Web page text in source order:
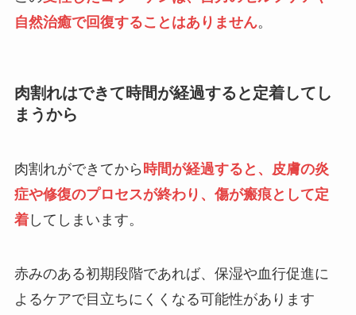
自然治癒で回復することはありません。
肉割れはできて時間が経過すると定着してし
まうから
肉割れができてから 時間が経過すると、皮膚の炎
症や修復のプロセスが終わり、傷が瘢痕として定
着してしまいます。
赤みのある初期段階であれば、保湿や血行促進に
よるケアで目立ちにくくなる可能性があります